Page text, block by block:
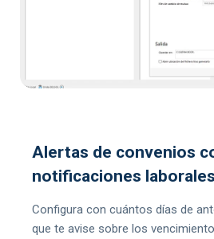
Alertas de convenios
notificaciones
Configura con cuántos días de
que te avise sobre los